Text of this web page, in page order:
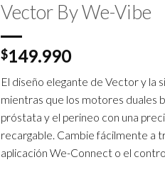
Vector By We-Vibe
$149.990
El diseño elegante de Vector y la
mientras que los motores duales
próstata y el perineo con una
recargable. Cambie fácilmente a
aplicación We-Connect o el